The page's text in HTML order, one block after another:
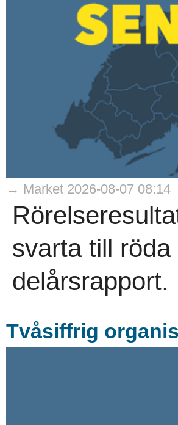
→ Market 2026-08-07 08:14
svarta till
Tvåsiffrig